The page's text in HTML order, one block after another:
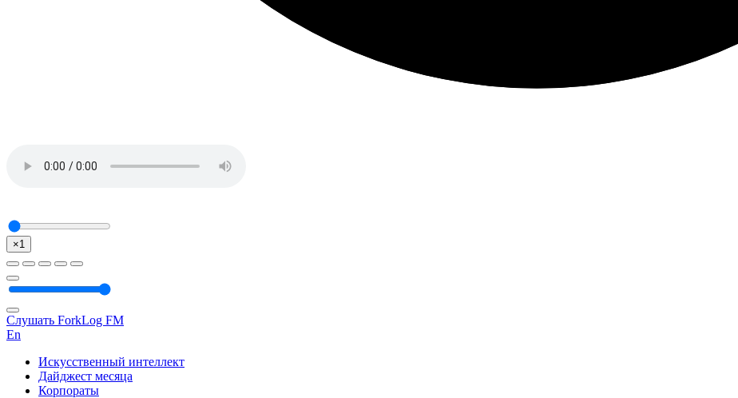
×1
Слушать ForkLog FM
En
Искусственный интеллект
Дайджест месяца
Корпораты